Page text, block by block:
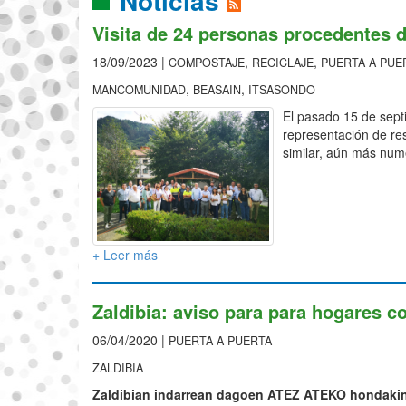
Visita de 24 personas procedentes
18/09/2023 | COMPOSTAJE, RECICLAJE, PUERTA A
MANCOMUNIDAD, BEASAIN, ITSASONDO
El pasado 15 de
representación de
similar, aún más
+ Leer más
Zaldibia: aviso para para hogares
06/04/2020 | PUERTA A PUERTA
ZALDIBIA
Zaldibian indarrean dagoen ATEZ ATEKO